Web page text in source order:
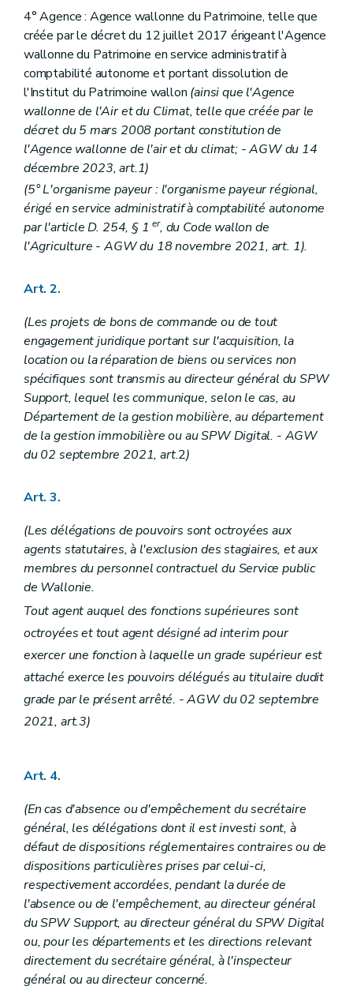
Art. 70
Art. 71
Art. 72
Art. 73
Art. 74
Art. 74/1
Chapitre IV Dispositions relatives au Service public de Wallonie Mobilité et Infrastructures
Section 1 re Délégations budgétaires
Art. 75
Art. 76
Art. 77
Art. 78
Art. 79
Art. 80
Art. 81
Section 2 Dispositions particulières
Art. 86
Art. 87
Art. 88
Art. 89
Art. 90
Art. 91
Chapitre V Dispositions relatives au Service public de Wallonie Agriculture, Ressources naturelles, Environnement
Section 1 re Délégations budgétaires
Sous-section 1 Dépenses inhérentes aux activités de la Direction générale
Art. 92
Art. 97
Art. 98
Sous-section 2
Dépenses inhérentes aux activités du Département de la Nature et des Forêts
Art. 99
Art. 100
Sous-section 3 Dépenses inhérentes aux activités du Département de l'Environnement et de l'Eau
Art. 101
Sous-section 4 Dépenses inhérentes aux activités du Département de la Police et des Contrôles
Art. 102
Section 2 Dispositions particulières
Sous-section 1 Département du Développement, de la Ruralité et des Cours d'eau et du Bien-être animal
Art. 104
Art. 105
Art. 109/1
Art. 110
Sous-section 2 Département de l'Agriculture
Art. 111
Sous-section 3 Département de la Nature et des Forêts
Art. 112
Art. 113
Sous-section 4 Département du Sol et des Déchets
Art. 114
Sous-section 5 Département de l'Environnement et de l'Eau
Art. 115
Section 3 (Dispositions particulières à l'organisme payeur - AGW du 18 novembre 2021, art. 27)
Sous-section 1 (Délégations budgétaires - AGW du 18 novembre 2021, art. 27)
4° Agence : Agence wallonne du Patrimoine, telle que
créée par le décret du 12 juillet 2017 érigeant l'Agence
wallonne du Patrimoine en service administratif à
comptabilité autonome et portant dissolution de
l'Institut du Patrimoine wallon (ainsi que l'Agence
wallonne de l'Air et du Climat, telle que créée par le
décret du 5 mars 2008 portant constitution de
l'Agence wallonne de l'air et du climat; - AGW du 14
décembre 2023, art.1)
(5° L'organisme payeur : l'organisme payeur régional,
érigé en service administratif à comptabilité autonome
par l'article D. 254, § 1er, du Code wallon de
l'Agriculture - AGW du 18 novembre 2021, art. 1).
Art. 2.
(Les projets de bons de commande ou de tout
engagement juridique portant sur l'acquisition, la
location ou la réparation de biens ou services non
spécifiques sont transmis au directeur général du SPW
Support, lequel les communique, selon le cas, au
Département de la gestion mobilière, au département
de la gestion immobilière ou au SPW Digital. - AGW
du 02 septembre 2021, art.2)
Art. 3.
(Les délégations de pouvoirs sont octroyées aux
agents statutaires, à l'exclusion des stagiaires, et aux
membres du personnel contractuel du Service public
de Wallonie.
Tout agent auquel des fonctions supérieures sont
octroyées et tout agent désigné ad interim pour
exercer une fonction à laquelle un grade supérieur est
attaché exerce les pouvoirs délégués au titulaire dudit
grade par le présent arrêté. - AGW du 02 septembre
2021, art.3)
Art. 4.
(En cas d'absence ou d'empêchement du secrétaire
général, les délégations dont il est investi sont, à
défaut de dispositions réglementaires contraires ou de
dispositions particulières prises par celui-ci,
respectivement accordées, pendant la durée de
l'absence ou de l'empêchement, au directeur général
du SPW Support, au directeur général du SPW Digital
ou, pour les départements et les directions relevant
directement du secrétaire général, à l'inspecteur
général ou au directeur concerné.